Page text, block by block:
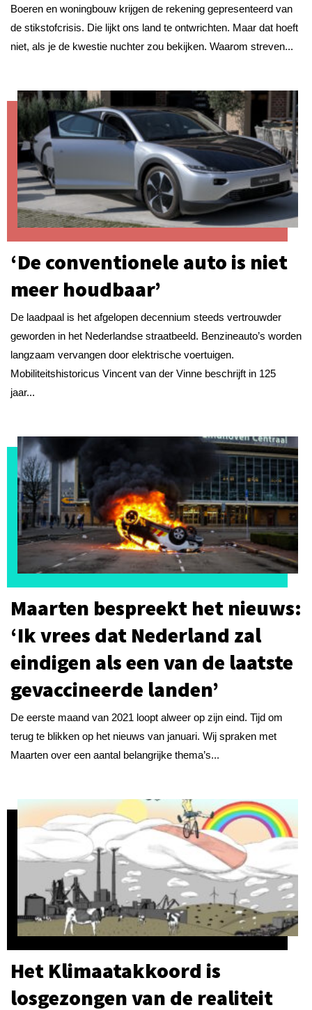
Boeren en woningbouw krijgen de rekening gepresenteerd van
de stikstofcrisis. Die lijkt ons land te ontwrichten. Maar dat hoeft
niet, als je de kwestie nuchter zou bekijken. Waarom streven...
‘De conventionele auto is niet
meer houdbaar’
De laadpaal is het afgelopen decennium steeds vertrouwder
geworden in het Nederlandse straatbeeld. Benzineauto’s worden
langzaam vervangen door elektrische voertuigen.
Mobiliteitshistoricus Vincent van der Vinne beschrijft in 125
jaar...
Maarten bespreekt het nieuws:
‘Ik vrees dat Nederland zal
eindigen als een van de laatste
gevaccineerde landen’
De eerste maand van 2021 loopt alweer op zijn eind. Tijd om
terug te blikken op het nieuws van januari. Wij spraken met
Maarten over een aantal belangrijke thema’s...
Het Klimaatakkoord is
losgezongen van de realiteit